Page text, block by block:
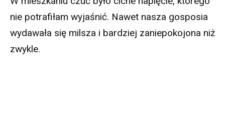
nie potrafiłam wyjaśnić. Nawet nasza gosposia
wydawała się milsza i bardziej zaniepokojona niż
zwykle.